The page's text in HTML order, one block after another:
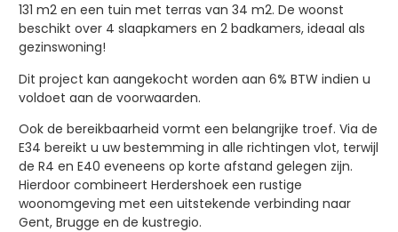
131 m2 en een tuin met terras van 34 m2. De woonst
beschikt over 4 slaapkamers en 2 badkamers, ideaal als
gezinswoning!
Dit project kan aangekocht worden aan 6% BTW indien u
voldoet aan de voorwaarden.
Ook de bereikbaarheid vormt een belangrijke troef. Via de
E34 bereikt u uw bestemming in alle richtingen vlot, terwijl
de R4 en E40 eveneens op korte afstand gelegen zijn.
Hierdoor combineert Herdershoek een rustige
woonomgeving met een uitstekende verbinding naar
Gent, Brugge en de kustregio.